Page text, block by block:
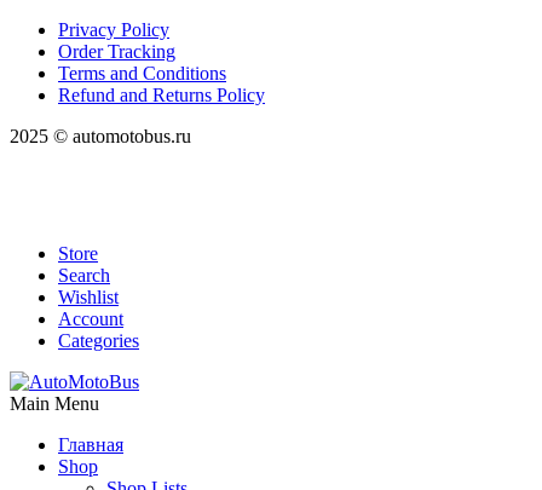
Privacy Policy
Order Tracking
Terms and Conditions
Refund and Returns Policy
2025 © automotobus.ru
Store
Search
Wishlist
Account
Categories
Main Menu
Главная
Shop